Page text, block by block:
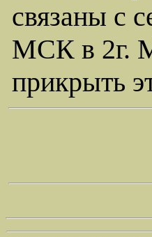
связаны с
МСК в 2г.
прикрыть